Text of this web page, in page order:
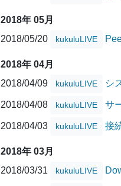
2018年 05月
2018/05/20
kukuluLIVE
2018年 04月
2018/04/09
kukuluLIVE シ
2018/04/08 kukuluLIVE サ
2018/04/03 kukuluLIVE 接
2018年 03月
2018/03/31
kukuluLIVE